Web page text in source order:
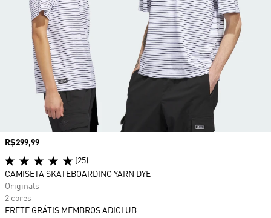
Preço
R$299,99
(25)
CAMISETA SKATEBOARDING YARN DYE
Originals
2 cores
FRETE GRÁTIS MEMBROS ADICLUB